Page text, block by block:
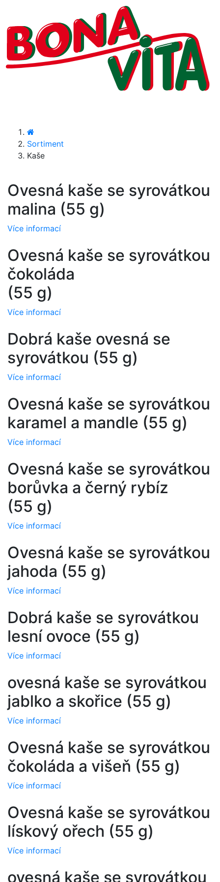
Sortiment
Kaše
Ovesná kaše se syrovátkou
malina (55 g)
Více informací
Ovesná kaše se syrovátkou
čokoláda
(55 g)
Více informací
Dobrá kaše ovesná se
syrovátkou (55 g)
Více informací
Ovesná kaše se syrovátkou
karamel a mandle (55 g)
Více informací
Ovesná kaše se syrovátkou
borůvka a černý rybíz
(55 g)
Více informací
Ovesná kaše se syrovátkou
jahoda (55 g)
Více informací
Dobrá kaše se syrovátkou
lesní ovoce (55 g)
Více informací
ovesná kaše se syrovátkou
jablko a skořice (55 g)
Více informací
Ovesná kaše se syrovátkou
čokoláda a višeň (55 g)
Více informací
Ovesná kaše se syrovátkou
lískový ořech (55 g)
Více informací
ovesná kaše se syrovátkou